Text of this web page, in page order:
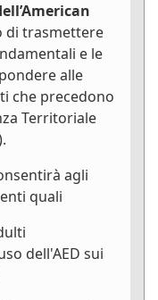
di trasmettere
e le
alle
che precedono
Territoriale
agli
quali
dell'AED sui